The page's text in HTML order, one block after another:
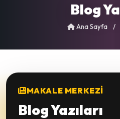
Blog
Ana Sayfa /
MAKALE MERKEZI
Blog Yazıları